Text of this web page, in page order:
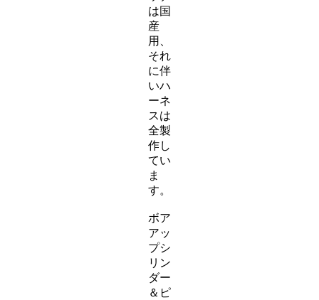
は国
産
用、
それ
に伴
いハ
ーネ
スは
全製
作し
てい
ま
す。
ボア
アッ
プシ
リン
ダー
＆ピ